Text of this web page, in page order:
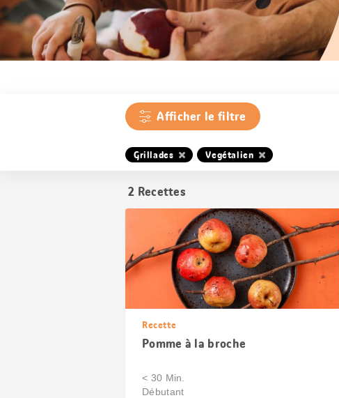
Afficher le filtre
Grillades Vegétalien
2 Recettes
Recette
Pomme à la broche
< 30 Min.
Débutant